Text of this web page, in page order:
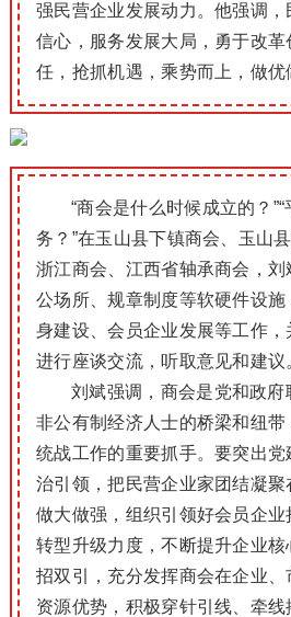
强民营企业发展动力。他强调
信心，服务发展大局，勇于改
任，抢抓机遇，乘势而上，做优
“商会是什么时候成立的？
务？”在玉山县下镇商会、玉山
浙江商会、江西省轴承商会，
公场所、规章制度等软硬件设
身建设、会员企业发展等工作
进行座谈交流，听取意见和建议
刘斌强调，商会是党和政府
非公有制经济人士的桥梁和纽
统战工作的重要抓手。要突出
治引领，把民营企业家团结凝
做大做强，组织引领好会员企
转型升级力度，不断提升企业
招双引，充分发挥商会在企业
资源优势，积极穿针引线、牵